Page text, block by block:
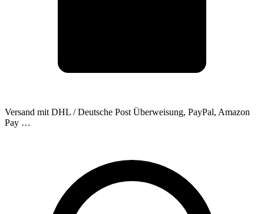
Versand mit DHL / Deutsche Post Überweisung, PayPal, Amazon
Pay …